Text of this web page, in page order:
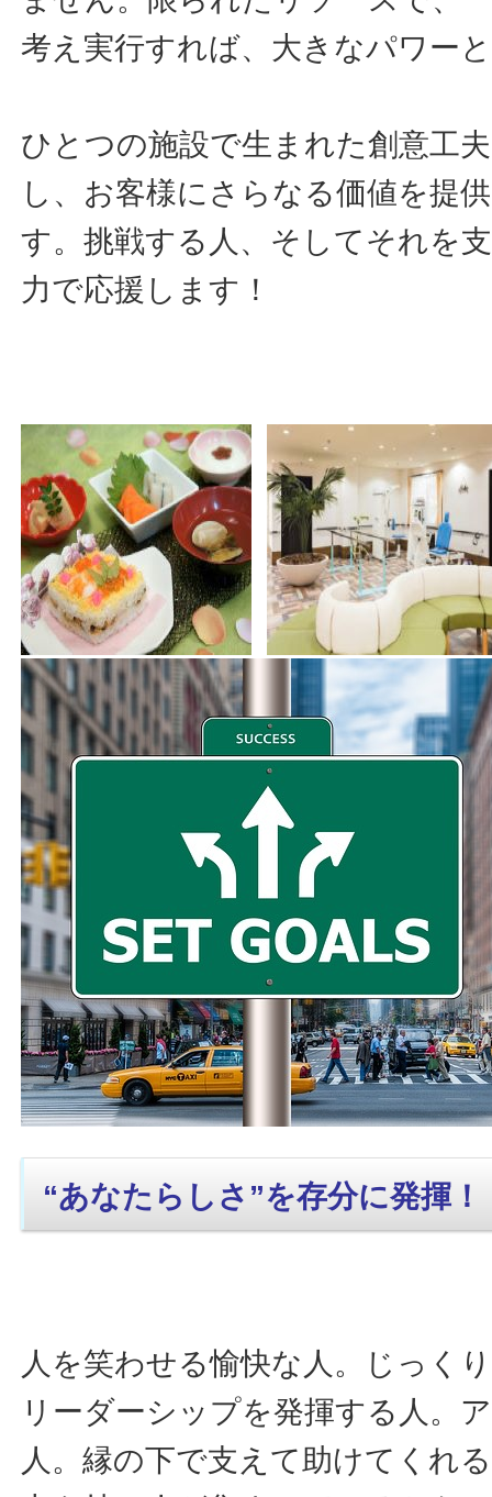
考え実行すれば、大きなパワー
ひとつの施設で生まれた創意工
し、お客様にさらなる価値を提
す。挑戦する人、そしてそれを
力で応援します！
“あなたらしさ”を存分に発揮！
人を笑わせる愉快な人。じっく
リーダーシップを発揮する人。
人。縁の下で支えて助けてくれ